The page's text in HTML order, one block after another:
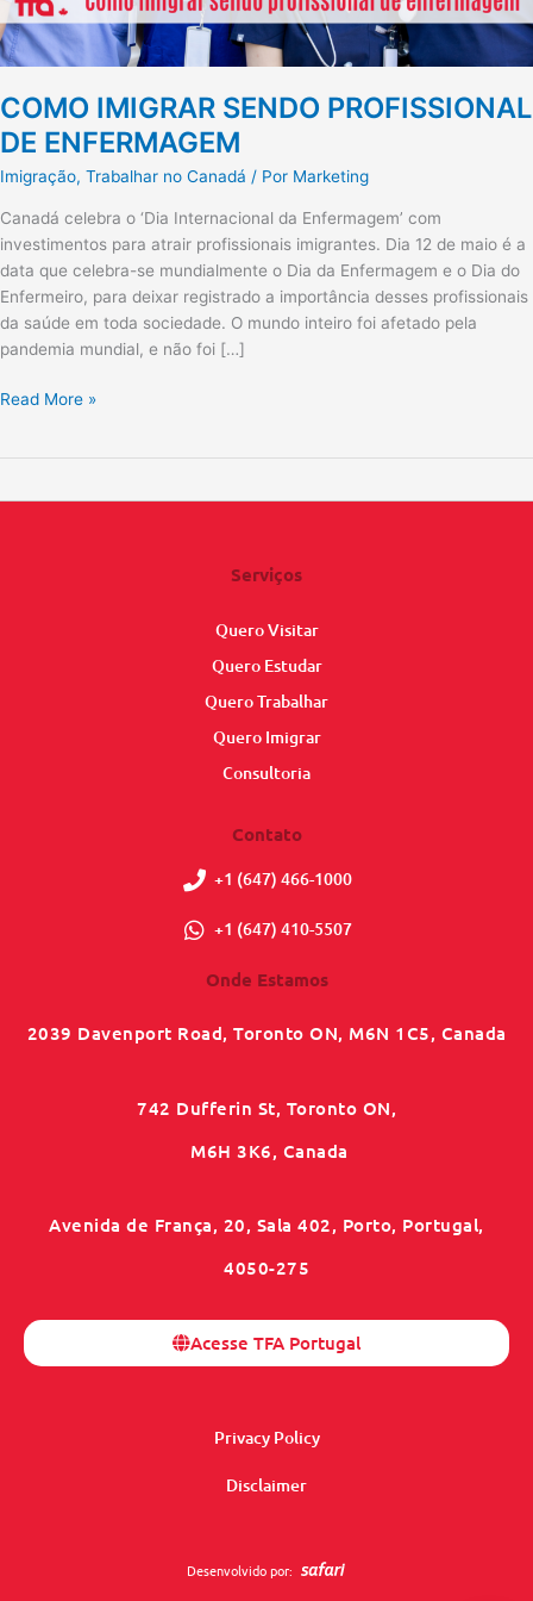
COMO IMIGRAR SENDO PROFISSIONAL
DE ENFERMAGEM
Imigração, Trabalhar no Canadá / Por Marketing
Canadá celebra o ‘Dia Internacional da Enfermagem’ com
investimentos para atrair profissionais imigrantes. Dia 12 de maio é a
data que celebra-se mundialmente o Dia da Enfermagem e o Dia do
Enfermeiro, para deixar registrado a importância desses profissionais
da saúde em toda sociedade. O mundo inteiro foi afetado pela
pandemia mundial, e não foi […]
Read More »
Serviços
Quero Visitar
Quero Estudar
Quero Trabalhar
Quero Imigrar
Consultoria
Contato
+1 (647) 466-1000
+1 (647) 410-5507
Onde Estamos
2039 Davenport Road, Toronto ON, M6N 1C5, Canada
742 Dufferin St, Toronto ON,
M6H 3K6, Canada
Avenida de França, 20, Sala 402, Porto, Portugal,
4050-275
Acesse TFA Portugal
Privacy Policy
Disclaimer
Desenvolvido por: